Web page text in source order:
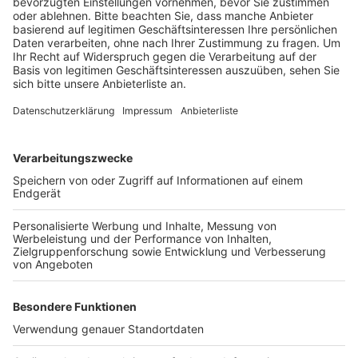
Anzeige
voraussichtlich bis Sonntag. So lange kann das
Studios, Autohändlern und Werkstätten nur über die
Römerstraße angefahren werden. Der Rad- und
Gehweg bleibt offen. Die Asphaltarbeiten kosten über
70.000 Euro.
Anzeige